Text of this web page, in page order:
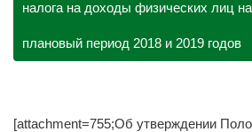
налога на доходы физических лиц
плановый период 2018 и 2019 годов
[attachment=755;Об утверждении